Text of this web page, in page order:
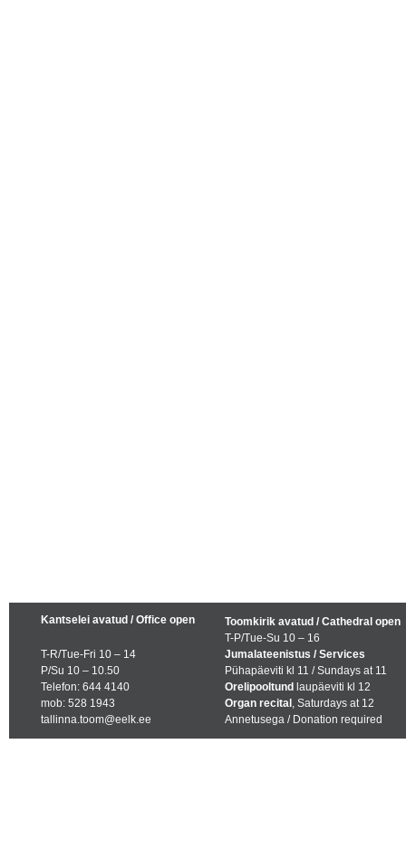
Kantselei avatud / Office open
T-R/Tue-Fri 10 – 14
P/Su 10 – 10.50
Telefon: 644 4140
mob: 528 1943
tallinna.toom@eelk.ee
Toomkirik avatud / Cathedral open
T-P/Tue-Su 10 – 16
Jumalateenistus / Services
Pühapäeviti kl 11 / Sundays at 11
Orelipooltund laupäeviti kl 12
Organ recital , Saturdays at 12
Annetusega / Donation required